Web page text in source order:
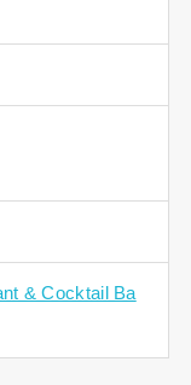
& Cocktail Ba